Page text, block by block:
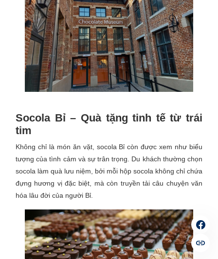
Socola Bỉ – Quà tặng tinh tế từ trái
tim
Không chỉ là món ăn vặt, socola Bỉ còn được xem như biểu
tượng của tình cảm và sự trân trọng. Du khách thường chọn
socola làm quà lưu niệm, bởi mỗi hộp socola không chỉ chứa
đựng hương vị đặc biệt, mà còn truyền tải câu chuyện văn
hóa lâu đời của người Bỉ.